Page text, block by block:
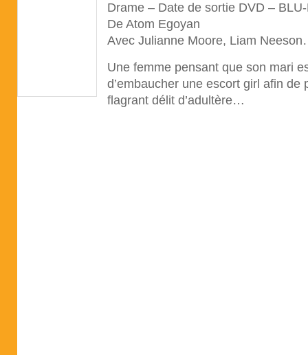
Drame – Date de sortie DVD –
De Atom Egoyan
Avec Julianne Moore, Liam
Une femme pensant que son mari
d’embaucher une escort girl afin de
flagrant délit d’adultère…